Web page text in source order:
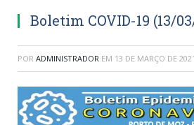
Boletim COVID-19 (13/
POR ADMINISTRADOR EM 13 DE MARÇO DE 2021